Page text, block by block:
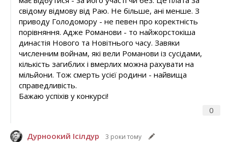
0
свідому відмову від Раю. Не більше, ані менше. З
приводу Голодомору - не певен про коректність
порівняння. Адже Романови - то найжорстокіша
династія Нового та Новітнього часу. Завяки
численним войнам, які вели Романови із сусідами,
кількість загиблих і вмерлих можна рахувати на
мільйони. Тож смерть усієї родини - найвища
справедливість.
Бажаю успіхів у конкурсі!
Дурноокий Ісілдур 3 роки тому